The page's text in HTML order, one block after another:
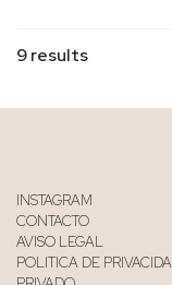
9 results
INSTAGRAM
CONTACTO
AVISO LEGAL
POLITICA DE